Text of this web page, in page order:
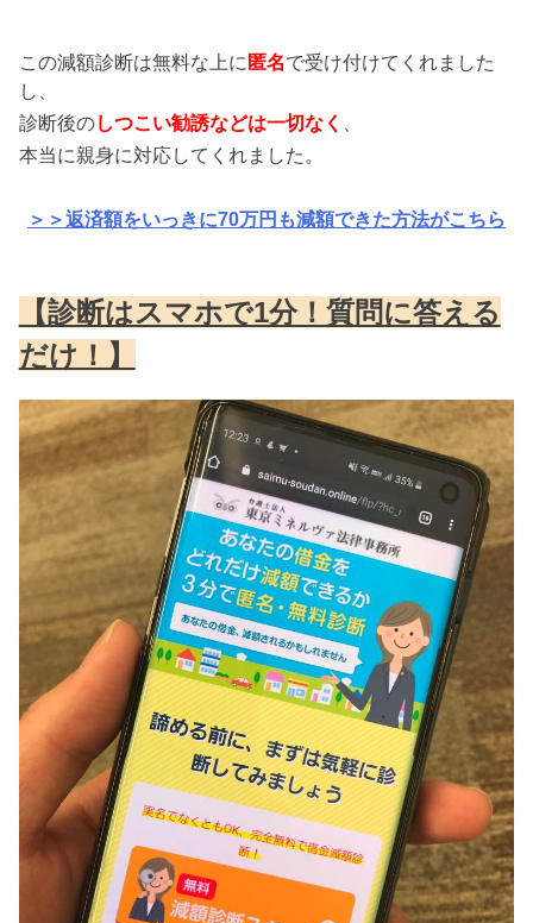
この減額診断は無料な上に 匿名で受け付けてくれました
し、
診断後のしつこい勧誘などは一切なく
本当に親身に対応してくれました。
＞＞返済額をいっきに70万円も減額できた方法がこちら
【診断はスマホで1分！質問に答える
だけ！】